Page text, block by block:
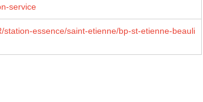
service
station-essence/saint-etienne/bp-st-etienne-beauli